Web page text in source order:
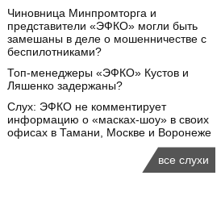
Чиновница Минпромторга и
представители «ЭФКО» могли быть
замешаны в деле о мошенничестве с
беспилотниками?
Топ-менеджеры «ЭФКО» Кустов и
Ляшенко задержаны?
Слух: ЭФКО не комментирует
информацию о «масках-шоу» в своих
офисах в Тамани, Москве и Воронеже
все слухи